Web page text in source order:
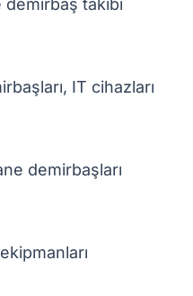
demirbaş takibi
IT cihazları
demirbaşları